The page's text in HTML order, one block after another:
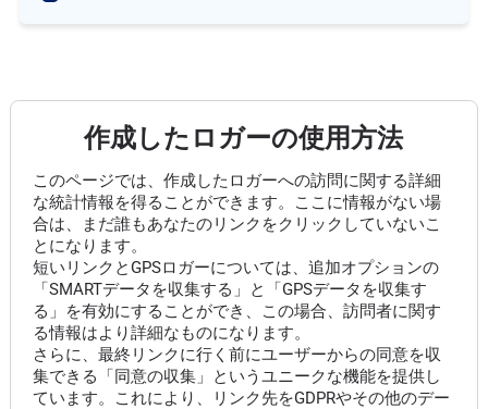
作成したロガーの使用方法
このページでは、作成したロガーへの訪問に関する詳細
な統計情報を得ることができます。ここに情報がない場
合は、まだ誰もあなたのリンクをクリックしていないこ
とになります。
短いリンクとGPSロガーについては、追加オプションの
「SMARTデータを収集する」と「GPSデータを収集す
る」を有効にすることができ、この場合、訪問者に関す
る情報はより詳細なものになります。
さらに、最終リンクに行く前にユーザーからの同意を収
集できる「同意の収集」というユニークな機能を提供し
ています。これにより、リンク先をGDPRやその他のデー